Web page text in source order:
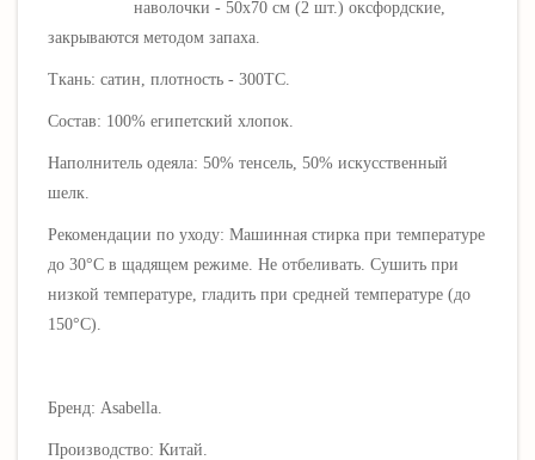
наволочки - 50х70 см (2 шт.) оксфордские,
закрываются методом запаха.
Ткань: сатин, плотность - 300ТС.
Состав: 100% египетский хлопок.
Наполнитель одеяла: 50% тенсель, 50% искусственный
шелк.
Рекомендации по уходу: Машинная стирка при температуре
до 30°C в щадящем режиме. Не отбеливать. Сушить при
низкой температуре, гладить при средней температуре (до
150°C).
Бренд: Asabella.
Производство: Китай.